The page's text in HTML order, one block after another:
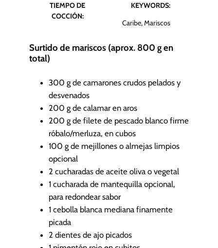
t
s
TIEMPO DE
COCCIÓN:
KEYWORDS:
Caribe, Mariscos
Surtido de mariscos (aprox. 800 g en
total)
300 g de camarones crudos pelados y
desvenados
200 g de calamar en aros
200 g de filete de pescado blanco firme
róbalo/merluza, en cubos
100 g de mejillones o almejas limpios
opcional
2 cucharadas de aceite oliva o vegetal
1 cucharada de mantequilla opcional,
para redondear sabor
1 cebolla blanca mediana finamente
picada
2 dientes de ajo picados